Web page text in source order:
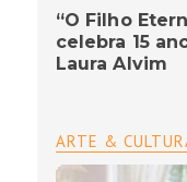
“O Filho
celebra 15
Laura Alvim
ARTE &